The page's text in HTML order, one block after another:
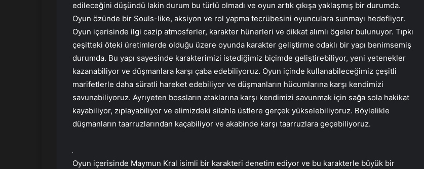
edileceğini düşündü lakin durum bu türlü olmadı ve oyun artık çıkışa yaklaşmış bir durumda.
Oyun özünde bir Souls-like, aksiyon ve rol yapma tecrübesini oyunculara sunmayı hedefliyor.
Oyun içerisinde ilgi cazip atmosferler, karakter hünerleri ve dikkat alımlı ögeler bulunuyor. Tıpkı
çeşitteki öteki üretimlerde olduğu üzere oyunda karakter geliştirme odaklı bir yapı benimsemiş
durumda. Bu yapı sayesinde karakterimizi istediğimiz biçimde geliştirebiliyor, yeni yetenekler
kazanabiliyor ve düşmanlara karşı çaba edebiliyoruz. Oyun içinde kullanabileceğimiz çeşitli
marifetlerle daha süratli hareket edebiliyor ve düşmanların hücumlarına karşı kendimizi
savunabiliyoruz. Ayrıyeten bossların ataklarına karşı kendimizi savunmak için sağa sola hakikat
kayabiliyor, zıplayabiliyor ve elimizdeki silahla üstlere gerçek yükselebiliyoruz. Böylelikle
düşmanların taarruzlarından kaçabiliyor ve akabinde karşı taarruzlara geçebiliyoruz.
Oyun içerisinde Maymun Kral isimli bir karakteri denetim ediyor ve bu karakterle büyük bir